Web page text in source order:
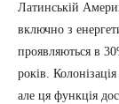
Латинській
включно з
проявляються в
років.
але ця функція